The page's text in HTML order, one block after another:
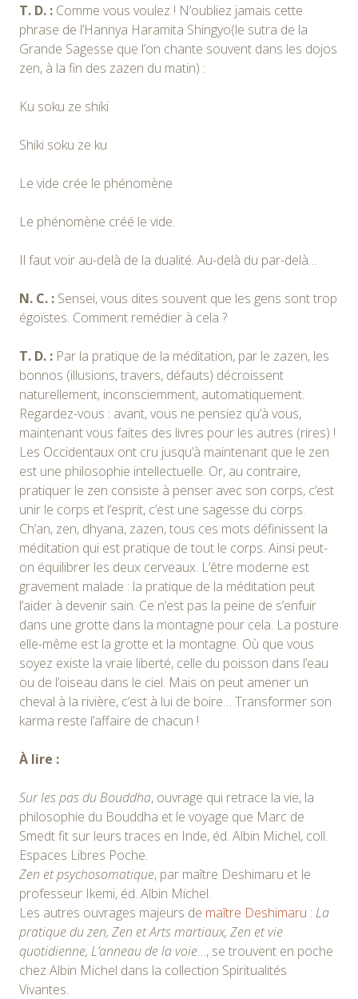
T. D. : Comme vous voulez ! N’oubliez jamais cette
phrase de l’Hannya Haramita Shingyo(le sutra de la
Grande Sagesse que l’on chante souvent dans les dojos
zen, à la fin des zazen du matin) :
Ku soku ze shiki
Shiki soku ze ku
Le vide crée le phénomène
Le phénomène créé le vide.
Il faut voir au-delà de la dualité. Au-delà du par-delà…
N. C. : Sensei, vous dites souvent que les gens sont trop
égoïstes. Comment remédier à cela ?
T. D. : Par la pratique de la méditation, par le zazen, les
bonnos (illusions, travers, défauts) décroissent
naturellement, inconsciemment, automatiquement.
Regardez-vous : avant, vous ne pensiez qu’à vous,
maintenant vous faites des livres pour les autres (rires) !
Les Occidentaux ont cru jusqu’à maintenant que le zen
est une philosophie intellectuelle. Or, au contraire,
pratiquer le zen consiste à penser avec son corps, c’est
unir le corps et l’esprit, c’est une sagesse du corps.
Ch’an, zen, dhyana, zazen, tous ces mots définissent la
méditation qui est pratique de tout le corps. Ainsi peut-
on équilibrer les deux cerveaux. L’être moderne est
gravement malade : la pratique de la méditation peut
l’aider à devenir sain. Ce n’est pas la peine de s’enfuir
dans une grotte dans la montagne pour cela. La posture
elle-même est la grotte et la montagne. Où que vous
soyez existe la vraie liberté, celle du poisson dans l’eau
ou de l’oiseau dans le ciel. Mais on peut amener un
cheval à la rivière, c’est à lui de boire… Transformer son
karma reste l’affaire de chacun !
À lire :
Sur les pas du Bouddha, ouvrage qui retrace la vie, la
philosophie du Bouddha et le voyage que Marc de
Smedt fit sur leurs traces en Inde, éd. Albin Michel, coll.
Espaces Libres Poche.
Zen et psychosomatique, par maître Deshimaru et le
professeur Ikemi, éd. Albin Michel.
Les autres ouvrages majeurs de maître Deshimaru : La
pratique du zen, Zen et Arts martiaux, Zen et vie
quotidienne, L’anneau de la voie…, se trouvent en poche
chez Albin Michel dans la collection Spiritualités
Vivantes.